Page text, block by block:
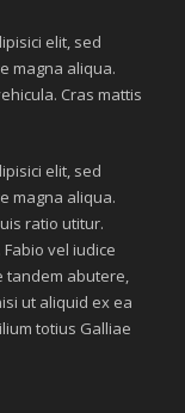
elit, sed
magna aliqua.
Cras mattis
elit, sed
magna aliqua.
ratio utitur.
vel iudice
tandem abutere,
ut aliquid ex ea
totius Galliae